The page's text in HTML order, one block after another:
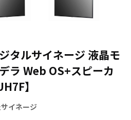
タルサイネージ 液晶モ
ラ Web OS+スピーカ
】
イネージ